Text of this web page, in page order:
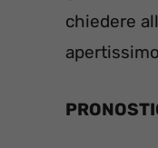
chiedere